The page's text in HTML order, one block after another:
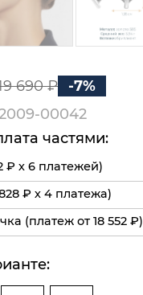
690 ₽
-7%
00042
частями:
₽ х 6 платежей)
₽ х 4 платежа)
(платеж от 18 552 ₽)